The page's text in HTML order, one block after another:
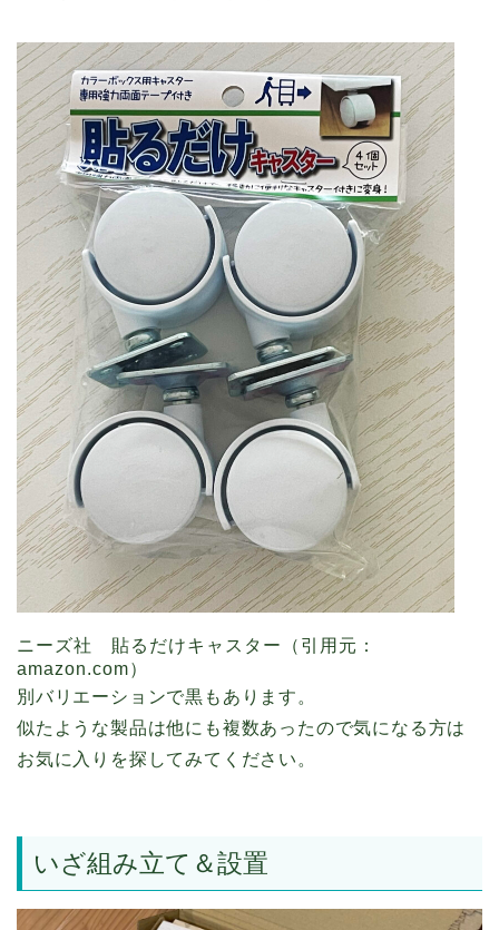
ニーズ社 貼るだけキャスター
（引用元：
amazon.com）
別バリエーションで黒もあります。
似たような製品は他にも複数あったので気になる方は
お気に入りを探してみてください。
いざ組み立て＆設置